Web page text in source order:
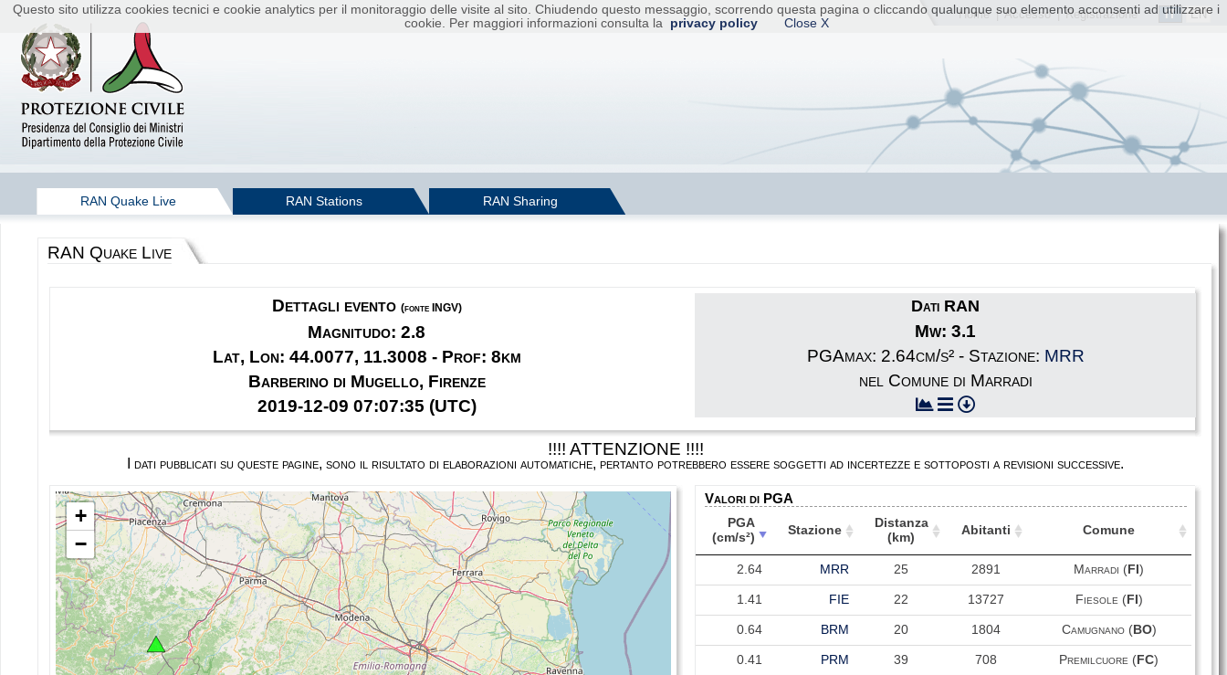
IT EN
Home |Accesso| Registrazione
Questo sito utilizza cookies tecnici e cookie analytics per il monitoraggio delle visite al sito. Chiudendo questo messaggio, scorrendo questa pagina o cliccando qualunque suo elemento acconsenti ad utilizzare i
cookie. Per maggiori informazioni consulta la
privacy policy Close X
RAN Quake Live RAN Stations RAN Sharing
RAN Quake Live
Dettagli evento (fonte INGV)
Magnitudo: 2.8
Lat, Lon: 44.0077, 11.3008 - Prof: 8km
Barberino di Mugello, Firenze
2019-12-09 07:07:35 (UTC)
Dati RAN
Mw: 3.1
PGAmax: 2.64cm/s² - Stazione: MRR
nel Comune di Marradi
!!!! ATTENZIONE !!!!
I dati pubblicati su queste pagine, sono il risultato di elaborazioni automatiche, pertanto potrebbero essere soggetti ad incertezze e sottoposti a revisioni successive.
+
−
Valori di PGA
PGA
(cm/s²)
Stazione
Distanza
(km)
Abitanti Comune
PGA
(cm/s²)
Stazione
Distanza
(km)
Abitanti Comune
2.64 MRR 25 2891 Marradi ( FI)
1.41 FIE 22 13727 Fiesole (FI )
0.64 BRM 20 1804 Camugnano (BO)
0.41 PRM 39 708 Premilcuore ( FC)